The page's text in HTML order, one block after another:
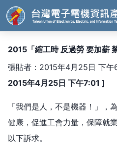
2015「縮工時 反過勞 要加薪
張貼者：2015年4月25日 下
2015年4月25日 下午7:01 ]
「我們是人，不是機器！」，
健康，促進工會力量，保障就
以下訴求。